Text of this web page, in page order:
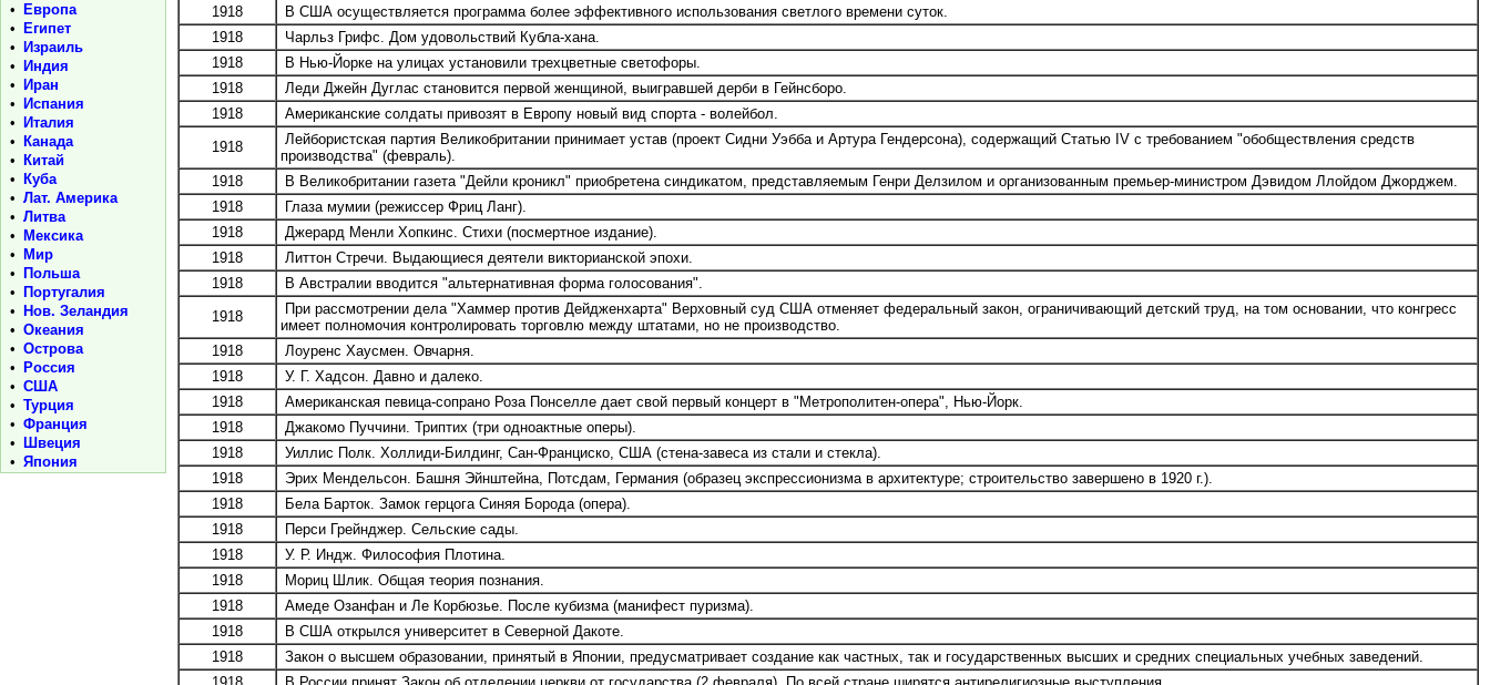
•
Европа
•
Египет
•
Израиль
•
Индия
•
Иран
•
Испания
•
Италия
•
Канада
•
Китай
•
Куба
• Лат. Америка
• Литва
•
Мексика
•
Мир
•
Польша
•
Португалия
•
Нов. Зеландия
• Океания
• Острова
•
Россия
• США
• Турция
• Франция
•
Швеция
• Япония
1918
В США осуществляется программа более эффективного использования светлого времени суток.
1918
Чарльз Грифс. Дом удовольствий Кубла-хана.
1918
В Нью-Йорке на улицах установили трехцветные светофоры.
1918
Леди Джейн Дуглас становится первой женщиной, выигравшей дерби в Гейнсборо.
1918
Американские солдаты привозят в Европу новый вид спорта - волейбол.
1918
Лейбористская партия Великобритании принимает устав (проект Сидни Уэбба и Артура Гендерсона), содержащий Статью IV с требованием "обобществления средств
производства" (февраль).
1918
В Великобритании газета "Дейли кроникл" приобретена синдикатом, представляемым Генри Делзилом и организованным премьер-министром Дэвидом Ллойдом Джорджем.
1918
Глаза мумии (режиссер Фриц Ланг).
1918
Джерард Менли Хопкинс. Стихи (посмертное издание).
1918
Литтон Стречи. Выдающиеся деятели викторианской эпохи.
1918
В Австралии вводится "альтернативная форма голосования".
1918
При рассмотрении дела "Хаммер против Дейдженхарта" Верховный суд США отменяет федеральный закон, ограничивающий детский труд, на том основании, что конгресс
имеет полномочия контролировать торговлю между штатами, но не производство.
1918
Лоуренс Хаусмен. Овчарня.
1918
У. Г. Хадсон. Давно и далеко.
1918
Американская певица-сопрано Роза Понселле дает свой первый концерт в "Метрополитен-опера", Нью-Йорк.
1918
Джакомо Пуччини. Триптих (три одноактные оперы).
1918
Уиллис Полк. Холлиди-Билдинг, Сан-Франциско, США (стена-завеса из стали и стекла).
1918
Эрих Мендельсон. Башня Эйнштейна, Потсдам, Германия (образец экспрессионизма в архитектуре; строительство завершено в 1920 г.).
1918
Бела Барток. Замок герцога Синяя Борода (опера).
1918
Перси Грейнджер. Сельские сады.
1918
У. Р. Индж. Философия Плотина.
1918
Мориц Шлик. Общая теория познания.
1918
Амеде Озанфан и Ле Корбюзье. После кубизма (манифест пуризма).
1918
В США открылся университет в Северной Дакоте.
1918
Закон о высшем образовании, принятый в Японии, предусматривает создание как частных, так и государственных высших и средних специальных учебных заведений.